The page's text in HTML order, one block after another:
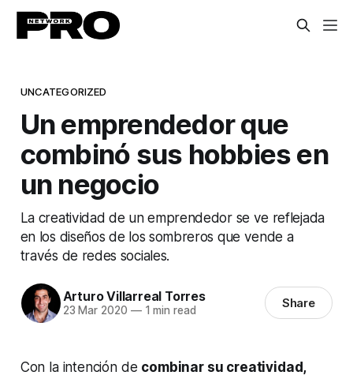
UNCATEGORIZED
Un emprendedor que
combinó sus hobbies en
un negocio
La creatividad de un emprendedor se ve reflejada
en los diseños de los sombreros que vende a
través de redes sociales.
Arturo Villarreal Torres
23 Mar 2020 —1 min read Share
Con la intención de combinar su creatividad,